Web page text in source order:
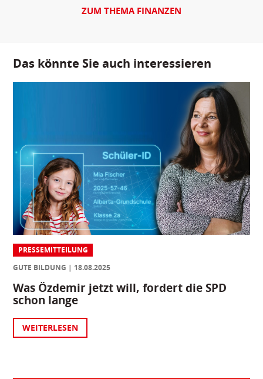
ZUM THEMA FINANZEN
Das könnte Sie auch interessieren
PRESSEMITTEILUNG
GUTE BILDUNG
18.08.2025
Was Özdemir jetzt will, fordert die SPD
schon lange
WEITERLESEN